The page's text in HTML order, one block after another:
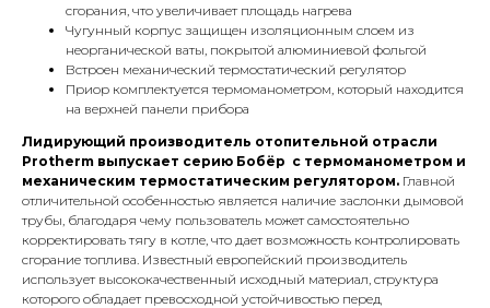
сгорания, что увеличивает площадь нагрева
Чугунный корпус защищен изоляционным слоем из
неорганической ваты, покрытой алюминиевой фольгой
Встроен механический термостатический регулятор
Приор комплектуется термоманометром, который находится
на верхней панели прибора
Лидирующий производитель отопительной отрасли
Protherm выпускает серию Бобёр с термоманометром и
механическим термостатическим регулятором. Главной
отличительной особенностью является наличие заслонки дымовой
трубы, благодаря чему пользователь может самостоятельно
корректировать тягу в котле, что дает возможность контролировать
сгорание топлива. Известный европейский производитель
использует высококачественный исходный материал, структура
которого обладает превосходной устойчивостью перед
Адрес
Г.Москва Волоколамское шоссе,
71/22к2
Пн-вс с 9:00 до 18:00
КОНТАКТЫ